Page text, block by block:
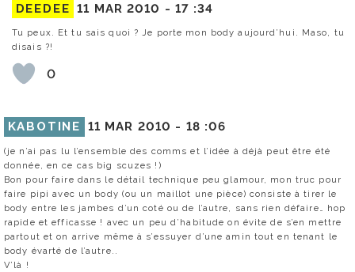
DEEDEE 11 MAR 2010 - 17 :34
Tu peux. Et tu sais quoi ? Je porte mon body aujourd’hui. Maso, tu
disais ?!
0
KABOTINE 11 MAR 2010 - 18 :06
(je n’ai pas lu l’ensemble des comms et l’idée à déjà peut être été
donnée, en ce cas big scuzes !)
Bon pour faire dans le détail technique peu glamour, mon truc pour
faire pipi avec un body (ou un maillot une pièce) consiste à tirer le
body entre les jambes d’un coté ou de l’autre, sans rien défaire… hop
rapide et efficasse ! avec un peu d’habitude on évite de s’en mettre
partout et on arrive même à s’essuyer d’une amin tout en tenant le
body évarté de l’autre..
V’là !